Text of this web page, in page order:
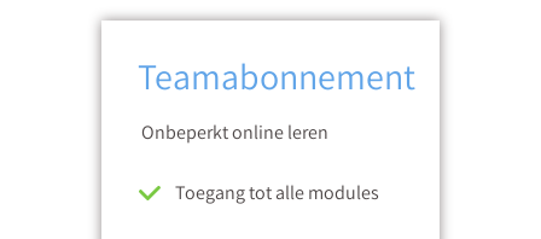
Teamabonnement
Onbeperkt online leren
Toegang tot alle modules